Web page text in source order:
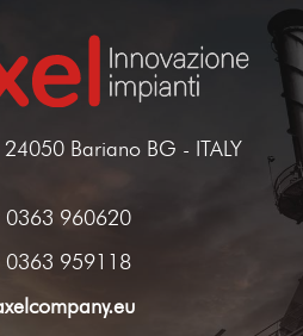
Bariano BG - ITALY
960620
959118